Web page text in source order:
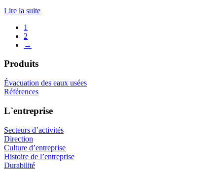
Lire la suite
1
2
→
Produits
Évacuation des eaux usées
Références
L`entreprise
Secteurs d’activités
Direction
Culture d’entreprise
Histoire de l’entreprise
Durabilité